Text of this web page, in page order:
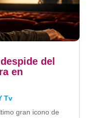
del
en
Tv
gran icono de